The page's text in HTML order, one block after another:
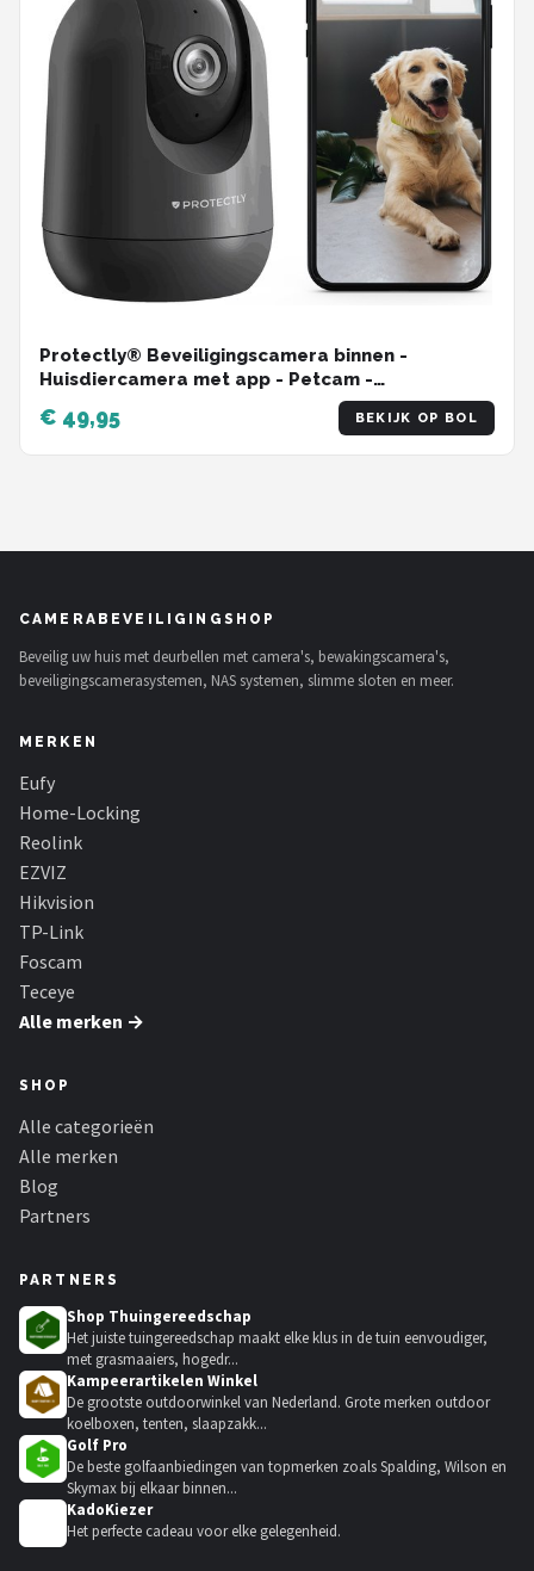
Protectly® Beveiligingscamera binnen -
Huisdiercamera met app - Petcam -
Hondencamera - Met WiFi APP - 2K 3MP Ultra HD
- Volgt beweging en geluidsdetectie - Indoor
Camera - Zwart
€ 49,95 BEKIJK OP BOL
CAMERABEVEILIGINGSHOP
Beveilig uw huis met deurbellen met camera's, bewakingscamera's,
beveiligingscamerasystemen, NAS systemen, slimme sloten en meer.
MERKEN
Eufy
Home-Locking
Reolink
EZVIZ
Hikvision
TP-Link
Foscam
Teceye
Alle merken →
SHOP
Alle categorieën
Alle merken
Blog
Partners
PARTNERS
Shop Thuingereedschap
Het juiste tuingereedschap maakt elke klus in de tuin eenvoudiger,
met grasmaaiers, hogedr...
Kampeerartikelen Winkel
De grootste outdoorwinkel van Nederland. Grote merken outdoor
koelboxen, tenten, slaapzakk...
Golf Pro
De beste golfaanbiedingen van topmerken zoals Spalding, Wilson en
Skymax bij elkaar binnen...
KadoKiezer
Het perfecte cadeau voor elke gelegenheid.